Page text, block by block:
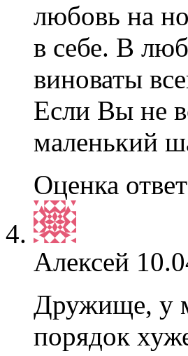
любовь на
в себе. В
виноваты
Если Вы не
маленький
Оценка
Алексей
Дружище, у
порядок